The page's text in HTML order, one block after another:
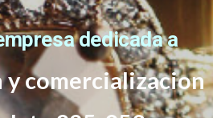
dedicada a
comercializacion